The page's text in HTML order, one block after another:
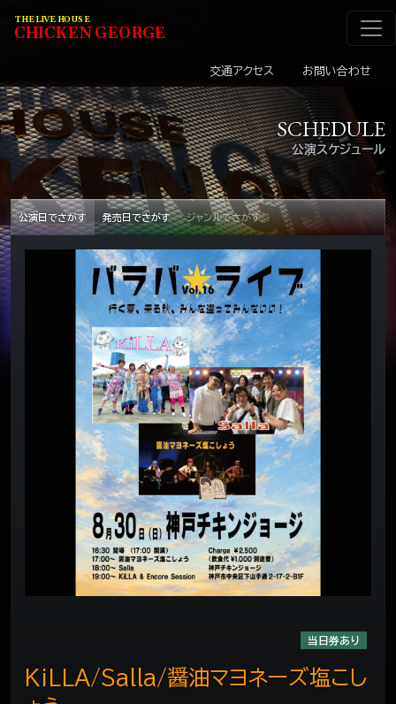
メインナビゲーショ
THE LIVE HOUSE
CHICKENGEORGE
交通アクセス お問い合わせ
公演スケジュール
SCHEDULE
公演日でさがす 発売日でさがす ジャンルでさがす
当日券あり
KiLLA/Salla/醤油マヨネーズ塩こし